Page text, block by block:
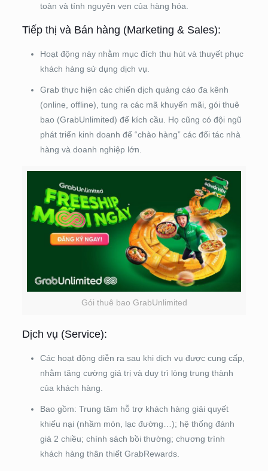
toàn và tính nguyên vẹn của hàng hóa.
Tiếp thị và Bán hàng (Marketing & Sales):
Hoạt động này nhằm mục đích thu hút và thuyết phục
khách hàng sử dụng dịch vụ.
Grab thực hiện các chiến dịch quảng cáo đa kênh
(online, offline), tung ra các mã khuyến mãi, gói thuê
bao (GrabUnlimited) để kích cầu. Họ cũng có đội ngũ
phát triển kinh doanh để “chào hàng” các đối tác nhà
hàng và doanh nghiệp lớn.
Gói thuê bao GrabUnlimited
Dịch vụ (Service):
Các hoạt động diễn ra sau khi dịch vụ được cung cấp,
nhằm tăng cường giá trị và duy trì lòng trung thành
của khách hàng.
Bao gồm: Trung tâm hỗ trợ khách hàng giải quyết
khiếu nại (nhầm món, lạc đường…); hệ thống đánh
giá 2 chiều; chính sách bồi thường; chương trình
khách hàng thân thiết GrabRewards.